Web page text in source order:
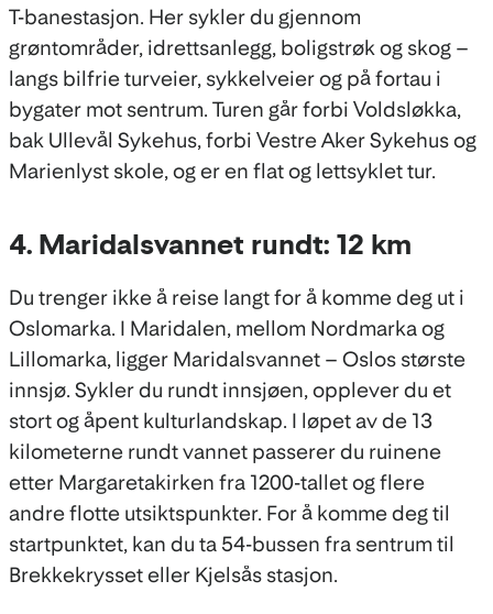
T-banestasjon. Her sykler du gjennom
grøntområder, idrettsanlegg, boligstrøk og skog –
langs bilfrie turveier, sykkelveier og på fortau i
bygater mot sentrum. Turen går forbi Voldsløkka,
bak Ullevål Sykehus, forbi Vestre Aker Sykehus og
Marienlyst skole, og er en flat og lettsyklet tur.
4. Maridalsvannet rundt: 12 km
Du trenger ikke å reise langt for å komme deg ut i
Oslomarka. I Maridalen, mellom Nordmarka og
Lillomarka, ligger Maridalsvannet – Oslos største
innsjø. Sykler du rundt innsjøen, opplever du et
stort og åpent kulturlandskap. I løpet av de 13
kilometerne rundt vannet passerer du ruinene
etter Margaretakirken fra 1200-tallet og flere
andre flotte utsiktspunkter. For å komme deg til
startpunktet, kan du ta 54-bussen fra sentrum til
Brekkekrysset eller Kjelsås stasjon.